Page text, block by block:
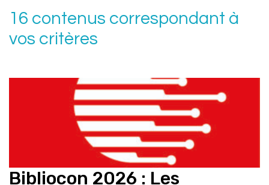
16 contenus correspondant à
vos critères
Bibliocon 2026 : Les